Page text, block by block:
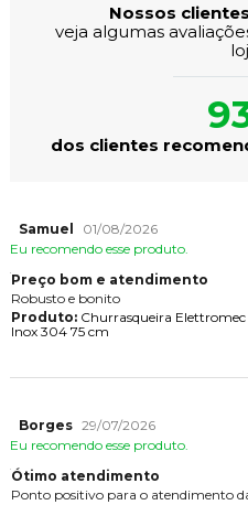
Nossos
veja algumas
dos clientes
Samuel
01/08/2026
Eu recomendo esse produto.
Preço bom e atendimento
Robusto e bonito
Produto:Churrasqueira
Inox 304 75 cm
Borges 29/07/2026
Eu recomendo esse produto.
Ótimo atendimento
Ponto positivo para o atendimento